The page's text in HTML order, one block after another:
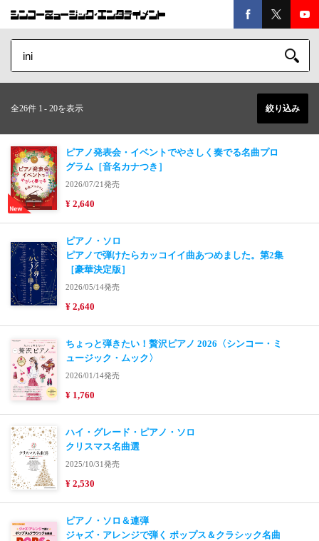
全26件 1 - 20を表示 絞り込み
ピアノ発表会・イベントでやさしく奏でる名曲プロ
グラム［音名カナつき］
2026/07/21発売
¥ 2,640
ピアノ・ソロ
ピアノで弾けたらカッコイイ曲あつめました。第2集
［豪華決定版］
2026/05/14発売
¥ 2,640
ちょっと弾きたい！贅沢ピアノ 2026〈シンコー・ミ
ュージック・ムック〉
2026/01/14発売
¥ 1,760
ハイ・グレード・ピアノ・ソロ
クリスマス名曲選
2025/10/31発売
¥ 2,530
ピアノ・ソロ＆連弾
ジャズ・アレンジで弾く ポップス＆クラシック名曲